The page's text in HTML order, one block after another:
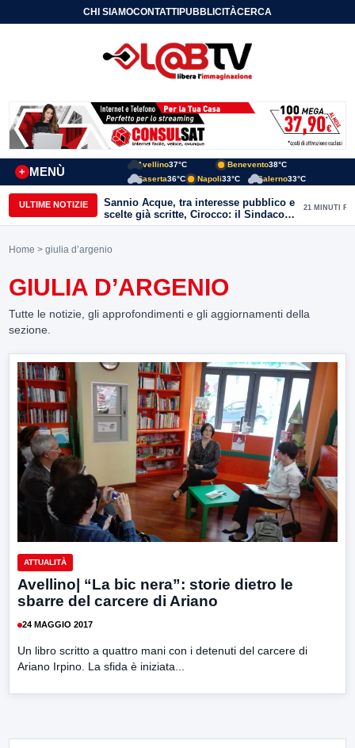
CHI SIAMOCONTATTIPUBBLICITÀCERCA
MENÙ
+
Avellino37°C Benevento38°C
Caserta36°C Napoli33°C Salerno33°C
ULTIME NOTIZIE
Sannio Acque, tra interesse pubblico e
scelte già scritte, Cirocco: il Sindaco
renda chiara la posizione di Molinara
21 MINUTI FA
Home > giulia d’argenio
GIULIA D’ARGENIO
Tutte le notizie, gli approfondimenti e gli aggiornamenti della
sezione.
ATTUALITÀ
Avellino| “La bic nera”: storie dietro le
sbarre del carcere di Ariano
24 MAGGIO 2017
Un libro scritto a quattro mani con i detenuti del carcere di
Ariano Irpino. La sfida è iniziata...